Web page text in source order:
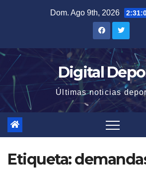
Dom. Ago 9th, 2026
Digital
Últimas noticias
Etiqueta: